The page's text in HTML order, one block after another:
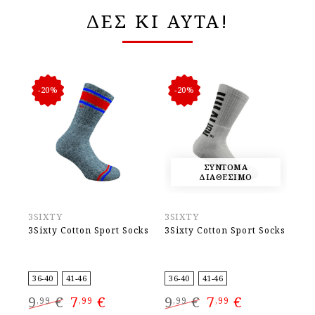
ΔΕΣ ΚΙ ΑΥΤΑ!
-20%
3SIXTY
3Sixty Cotton Sport Socks
36-40 41-46
9,99 € Original
price
was:
7,99 €
ΣΥΝΤΟΜΑ
ΔΙΑΘΕΣΙΜΟ
-20%
3SIXTY
3Sixty Cotton Sport Socks
36-40 41-46
9,99 € Original
price
was:
7,99 €